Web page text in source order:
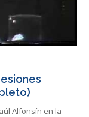
Alfonsín en la